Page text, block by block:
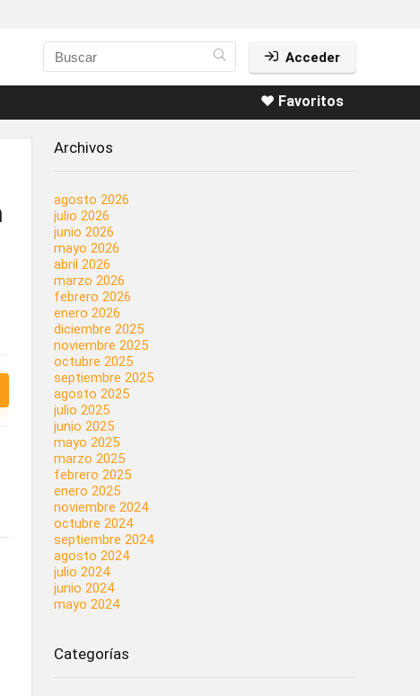
Acceder
❤️ Favoritos
Archivos
agosto 2026
julio 2026
junio 2026
mayo 2026
abril 2026
marzo 2026
febrero 2026
enero 2026
diciembre 2025
noviembre 2025
octubre 2025
septiembre 2025
agosto 2025
julio 2025
junio 2025
mayo 2025
marzo 2025
febrero 2025
enero 2025
noviembre 2024
octubre 2024
septiembre 2024
agosto 2024
julio 2024
junio 2024
mayo 2024
Categorías